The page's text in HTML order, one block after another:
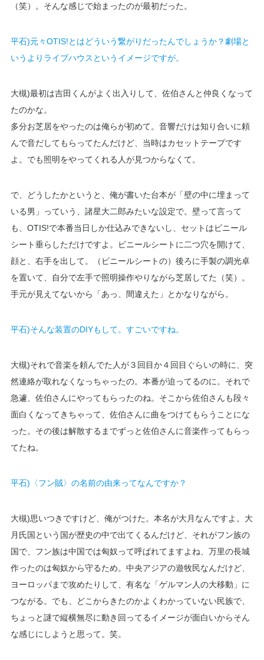
（笑）。そんな感じで始まったのが最初だった。
平石)元々OTIS!とはどういう繋がりだったんでしょうか？劇場と
いうよりライブハウスというイメージですが。
大槻)最初は吉田くんがよく出入りして、佐伯さんと仲良くなって
たのかな。
多分お芝居をやったのは俺らが初めて。音響だけは知り合いに頼
んで音だしてもらってたんだけど、当時はカセットテープです
よ。でも照明をやってくれる人が見つからなくて。
で、どうしたかというと、俺が書いた台本が「壁の中に埋まって
いる男」っていう、諸星大二郎みたいな設定で。壁って言って
も、OTIS!で本番当日しか仕込みできないし、セットはビニール
シート垂らしただけですよ。ビニールシートに二つ穴を開けて、
顔と、右手を出して。（ビニールシートの）後ろに手製の調光卓
を置いて、自分で左手で照明操作やりながら芝居してた（笑）。
手元が見えてないから「あっ、間違えた」とかなりながら。
平石)そんな装置のDIYもして。すごいですね。
大槻)それで音楽を頼んでた人が３回目か４回目ぐらいの時に、突
然連絡が取れなくなっちゃったの。本番が迫ってるのに。それで
急遽、佐伯さんにやってもらったのね。そこから佐伯さんも段々
面白くなってきちゃって、佐伯さんに曲をつけてもらうことにな
った。その後は解散するまでずっと佐伯さんに音楽作ってもらっ
てたね。
平石)〈フン賊〉の名前の由来ってなんですか？
大槻)思いつきですけど、俺がつけた。本名が大月なんですよ。大
月氏国という国が歴史の中で出てくるんだけど、それがフン族の
国で、フン族は中国では匈奴​​って呼ばれてますよね、万里の長城
作ったのは匈奴から守るため。中央アジアの遊牧民なんだけど、
ヨーロッパまで攻めたりして、有名な「ゲルマン人の大移動」に
つながる。でも、どこからきたのかよくわかっていない民族で、
ちょっと謎で縦横無尽に動き回ってるイメージが面白いからそん
な感じにしようと思って。笑。